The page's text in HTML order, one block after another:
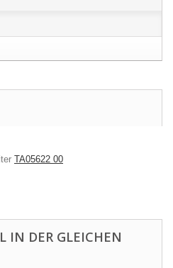
TA05622 00
IN DER GLEICHEN